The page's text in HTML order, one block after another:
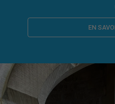
EN